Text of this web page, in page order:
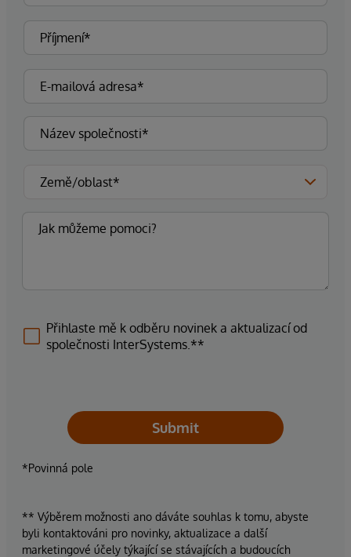
Přihlaste mě k odběru novinek a aktualizací od
společnosti InterSystems.**
Submit
*Povinná pole
** Výběrem možnosti ano dáváte souhlas k tomu, abyste
byli kontaktováni pro novinky, aktualizace a další
marketingové účely týkající se stávajících a budoucích